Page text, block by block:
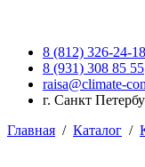
8 (812) 326-24-18
8 (931) 308 85 55
raisa@climate-
г. Санкт
Главная / Каталог /